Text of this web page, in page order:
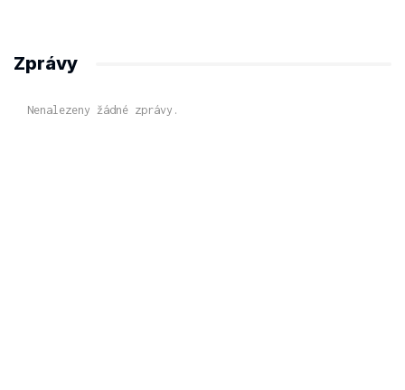
Zprávy
Nenalezeny žádné zprávy.